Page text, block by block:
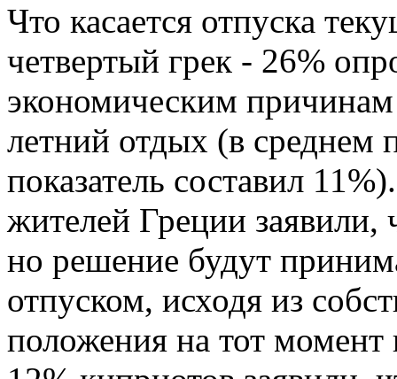
Что касается отпуска
четвертый грек - 26%
экономическим
летний отдых (в среднем
показатель составил
жителей Греции
но решение будут
отпуском, исходя из
положения на тот момент